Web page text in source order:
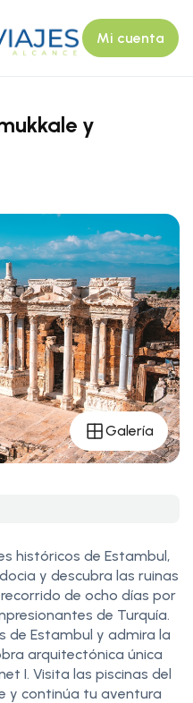
Mi cuenta
y
Galería
históricos de Estambul,
y descubra las ruinas
de ocho días por
de Turquía.
de Estambul y admira la
arquitectónica única
I. Visita las piscinas del
y continúa tu aventura